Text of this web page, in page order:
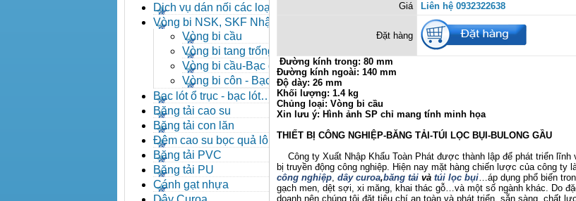
Dịch vụ dán nối các loại
băng tải
Vòng bi NSK, SKF Nhật
Vòng bi cầu
Vòng bi tang trống tự
lựa
Vòng bi cầu-Bạc đạn
cầu
Vòng bi côn - Bạc
đạn côn
Bạc lót ổ trục - bạc lót
nhông
Băng tải cao su
Băng tải con lăn
Đệm cao su bọc quả lô
băng tải
Băng tải PVC
Băng tải PU
Cánh gạt nhựa
Giá
Liên hệ 0932322638
Đặt hàng
Đường kính trong: 80 mm
Đường kính ngoài: 140 mm
Độ dày: 26 mm
Khối lượng: 1.4 kg
Chủng loại: Vòng bi cầu
Xin lưu ý: Hình ảnh SP chỉ mang tính minh họa
THIẾT BỊ CÔNG NGHIỆP-BĂNG TẢI-TÚI LỌC BỤI-BULONG GẦU
Công ty Xuất Nhập Khẩu Toàn Phát được thành lập để phát triển lĩnh
bị truyền động công nghiệp. Hiện nay mặt hàng chiến lược của công ty
công nghiệp, dây curoa,băng tải và túi lọc bụi…áp dụng phổ biến
gạch men, dệt sợi, xi măng, khai thác gỗ…và một số ngành khác. Do
doanh nên chúng tôi đặt tiêu chí an toàn và phát triển, sẵn sàng, chất